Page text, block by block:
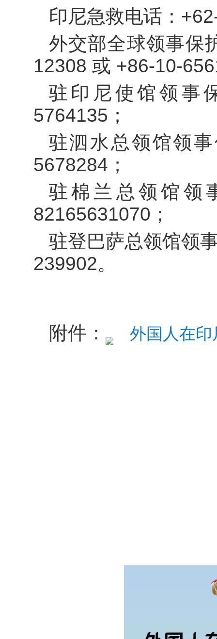
印尼急救电话：
外交部全球领事保
12308 或 +86-10-
驻印尼使馆领事
5764135；
驻泗水总领馆领
5678284；
驻棉兰总领馆领
82165631070；
驻登巴萨总领馆领
239902。
附件： 外国人在